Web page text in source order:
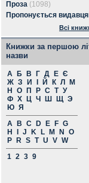
Проза (1098)
Пропонується
Всі
Книжки за першою
назви
А Б В Г Д Е Є
Ж З И Й К Л
М
Н
О П Р С Т У
Ф Х Ц Ч Ш Щ Э
Ю Я
A
B C D E F G
H
J K L M N
O
P
R S T U V W
1 2 3 9